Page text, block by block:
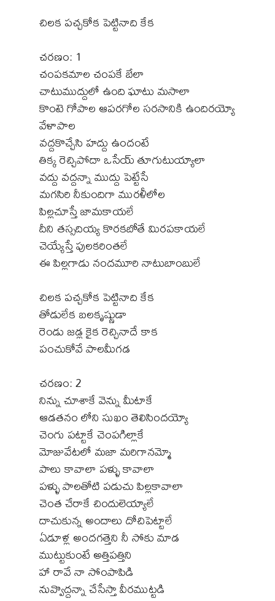
చిలక పచ్చకోక పెట్టినాది కేక
చరణం: 1
చంపకమాల చంపకే బేలా
చాటుముద్దులో ఉంది ఘాటు మసాలా
కొంటె గోపాల ఆపరగోల సరసానికి ఉందిరయ్యో
వేళాపాల
వద్దకొచ్చేసి హద్దు ఉందంటే
తిక్క రెచ్చిపోదా ఒసేయ్ తూగుటుయ్యాలా
వద్దు వద్దన్నా ముద్దు పెట్టేసే
మగసిరి నీకుందిగా మురళీలోల
పిల్లచూస్తే జామకాయలే
దీని తస్సదియ్య కొరకబోతే మిరపకాయలే
చెయ్యేస్తే పులకరింతలే
ఈ పిల్లగాడు నందమూరి నాటుబాంబులే
చిలక పచ్చకోక పెట్టినాది కేక
తోడులేక బలకృష్ణుడా
రెండు జడ్ల కైక రెచ్చినాదే కాక
పంచుకోవే పాలమీగడ
చరణం: 2
నిన్ను చూశాకే వెన్ను మీటాకే
ఆడతనం లోని సుఖం తెలిసిందయ్యో
చెంగు పట్టాకే చెంపగిల్లాకే
మోజువేటలో మజా మరిగానమ్మో
పాలు కావాలా పళ్ళు కావాలా
పళ్ళు పాలతోటి పడుచు పిల్లకావాలా
చెంత చేరాకే చిందులెయ్యాలే
దాచుకున్న అందాలు దోచిపెట్టాలే
ఏడూళ్ల అందగత్తెని నీ సోకు మాడ
ముట్టుకుంటే అత్తిపత్తిని
హా రావే నా సోంపాపిడి
నువ్వొద్దన్నా చేసేస్తా వీరముట్టడి